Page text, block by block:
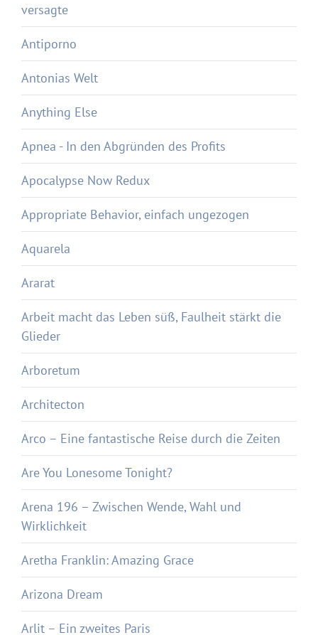
versagte
Antiporno
Antonias Welt
Anything Else
Apnea - In den Abgründen des Profits
Apocalypse Now Redux
Appropriate Behavior, einfach ungezogen
Aquarela
Ararat
Arbeit macht das Leben süß, Faulheit stärkt die
Glieder
Arboretum
Architecton
Arco – Eine fantastische Reise durch die Zeiten
Are You Lonesome Tonight?
Arena 196 – Zwischen Wende, Wahl und
Wirklichkeit
Aretha Franklin: Amazing Grace
Arizona Dream
Arlit – Ein zweites Paris